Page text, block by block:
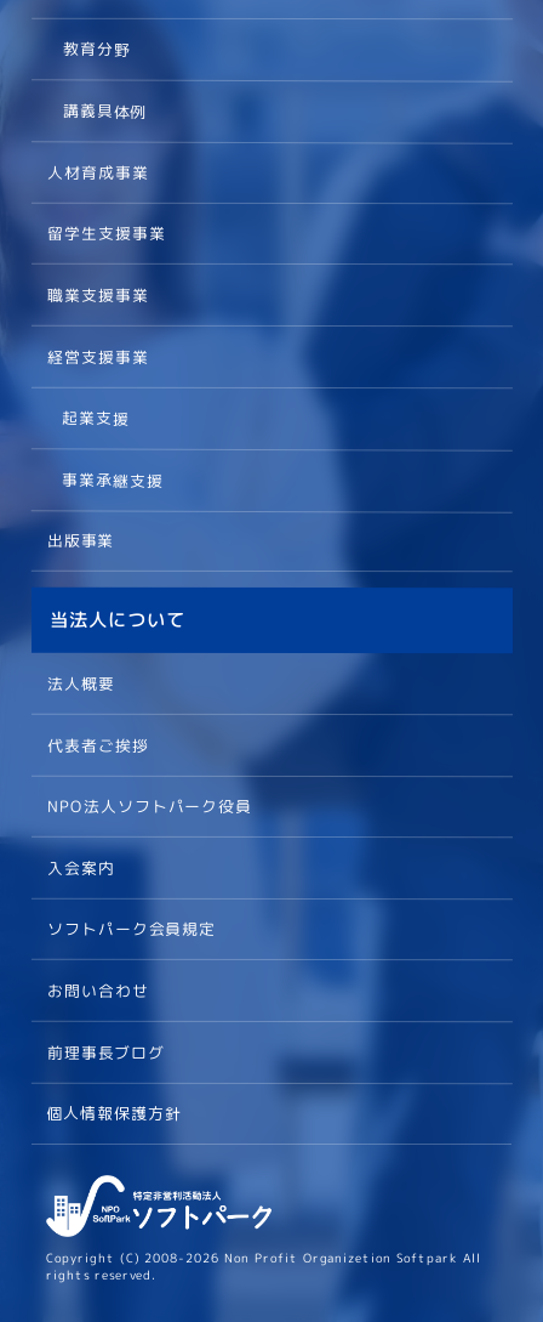
教育分野
講義具体例
人材育成事業
留学生支援事業
職業支援事業
経営支援事業
起業支援
事業承継支援
出版事業
当法人について
法人概要
代表者ご挨拶
NPO法人ソフトパーク役員
入会案内
ソフトパーク会員規定
お問い合わせ
前理事長ブログ
Copyright (C) 2008-2026 Non Profit Organizetion Softpark All
rights reserved.
個人情報保護方針